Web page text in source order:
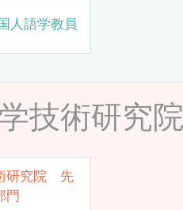
人語学教員
技術研究
研究院 先
門